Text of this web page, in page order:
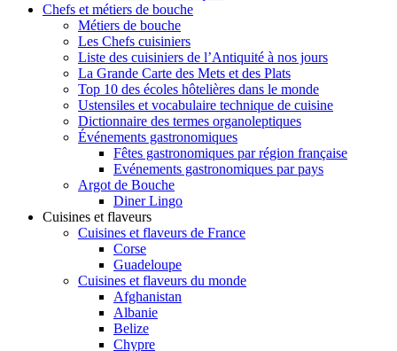
Chefs et métiers de bouche
Métiers de bouche
Les Chefs cuisiniers
Liste des cuisiniers de l’Antiquité à nos jours
La Grande Carte des Mets et des Plats
Top 10 des écoles hôtelières dans le monde
Ustensiles et vocabulaire technique de cuisine
Dictionnaire des termes organoleptiques
Événements gastronomiques
Fêtes gastronomiques par région française
Evénements gastronomiques par pays
Argot de Bouche
Diner Lingo
Cuisines et flaveurs
Cuisines et flaveurs de France
Corse
Guadeloupe
Cuisines et flaveurs du monde
Afghanistan
Albanie
Belize
Chypre